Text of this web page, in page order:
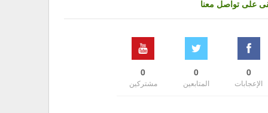
على تواصل معنا
0
الإعجابات
0
المتابعين
0
مشتركين